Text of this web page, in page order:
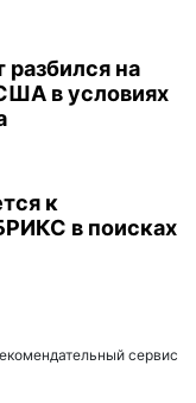
на
в условиях
к
в поисках
сервис